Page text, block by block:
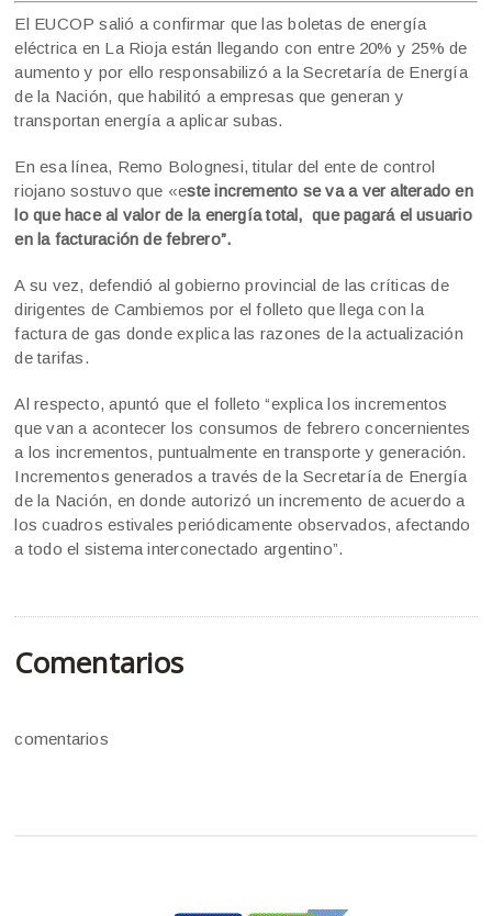
El EUCOP salió a confirmar que las boletas de energía
eléctrica en La Rioja están llegando con entre 20% y 25% de
aumento y por ello responsabilizó a la Secretaría de Energía
de la Nación, que habilitó a empresas que generan y
transportan energía a aplicar subas.
En esa línea, Remo Bolognesi, titular del ente de control
riojano sostuvo que «este incremento se va a ver alterado en
lo que hace al valor de la energía total, que pagará el usuario
en la facturación de febrero”.
A su vez, defendió al gobierno provincial de las críticas de
dirigentes de Cambiemos por el folleto que llega con la
factura de gas donde explica las razones de la actualización
de tarifas.
Al respecto, apuntó que el folleto “explica los incrementos
que van a acontecer los consumos de febrero concernientes
a los incrementos, puntualmente en transporte y generación.
Incrementos generados a través de la Secretaría de Energía
de la Nación, en donde autorizó un incremento de acuerdo a
los cuadros estivales periódicamente observados, afectando
a todo el sistema interconectado argentino”.
Comentarios
comentarios